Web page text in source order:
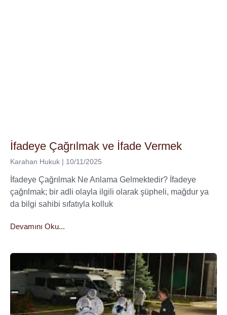
İfadeye Çağrılmak ve İfade Vermek
Karahan Hukuk 10/11/2025
İfadeye Çağrılmak Ne Anlama Gelmektedir? İfadeye
çağrılmak; bir adli olayla ilgili olarak şüpheli, mağdur ya
da bilgi sahibi sıfatıyla kolluk
Devamını Oku...